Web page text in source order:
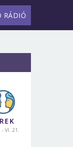
RÁDIÓ
VI. 21.